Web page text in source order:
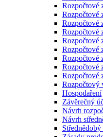
Rozpočtové
Rozpočtové
Rozpočtové
Rozpočtové
Rozpočtové
Rozpočtové
Rozpočtové
Rozpočtové
Rozpočtové
Rozpočtový
Hospodaření
Závěrečný
Návrh
Návrh